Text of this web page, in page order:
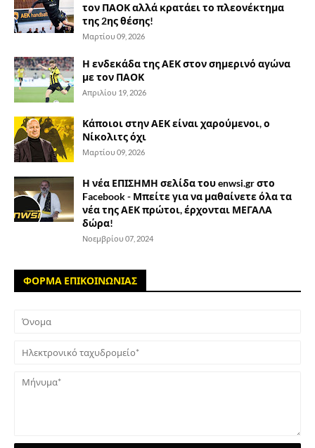
τον ΠΑΟΚ αλλά κρατάει το πλεονέκτημα
της 2ης θέσης!
Μαρτίου 09, 2026
Η ενδεκάδα της ΑΕΚ στον σημερινό αγώνα
με τον ΠΑΟΚ
Απριλίου 19, 2026
Κάποιοι στην ΑΕΚ είναι χαρούμενοι, ο
Νίκολιτς όχι
Μαρτίου 09, 2026
Η νέα ΕΠΙΣΗΜΗ σελίδα του enwsi.gr στο
Facebook - Μπείτε για να μαθαίνετε όλα τα
νέα της ΑΕΚ πρώτοι, έρχονται ΜΕΓΑΛΑ
δώρα!
Νοεμβρίου 07, 2024
ΦΟΡΜΑ ΕΠΙΚΟΙΝΩΝΙΑΣ